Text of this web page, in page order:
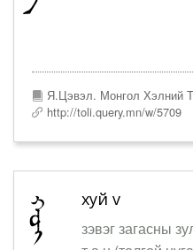
Я.Цэвэл. Монгол Хэлний
http://toli.query.mn/w/5709
хуй v
зэвэг загасны